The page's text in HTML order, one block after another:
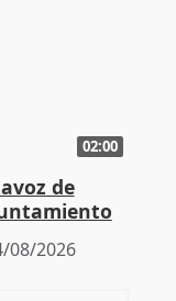
02:00
de
08/2026